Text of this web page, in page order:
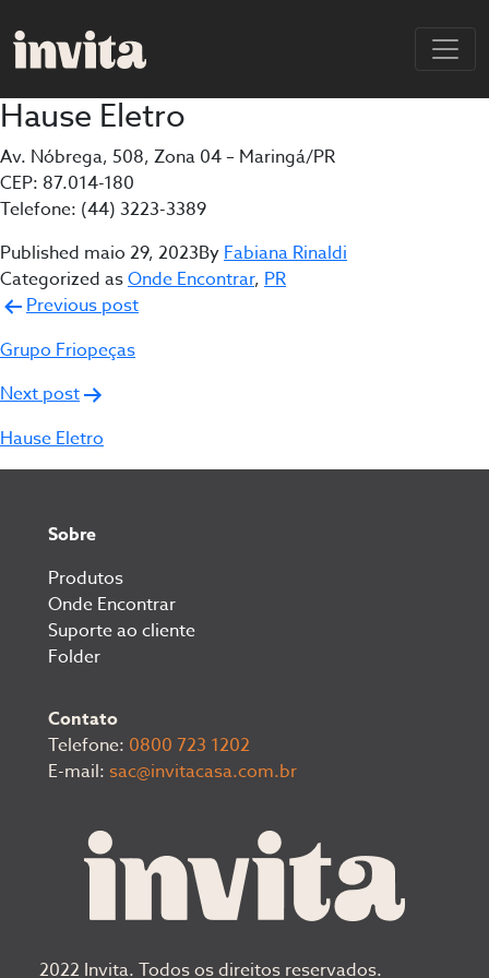
Hause Eletro
Av. Nóbrega, 508, Zona 04 – Maringá/PR
CEP: 87.014-180
Telefone: (44) 3223-3389
Published maio 29, 2023ByFabiana Rinaldi
Categorized asOnde Encontrar, PR
Navegação
de
Post
Previous post
Grupo Friopeças
Next post
Hause Eletro
Sobre
Produtos
Onde Encontrar
Suporte ao cliente
Folder
Contato
Telefone: 0800 723 1202
E-mail: sac@invitacasa.com.br
2022 Invita. Todos os direitos reservados.